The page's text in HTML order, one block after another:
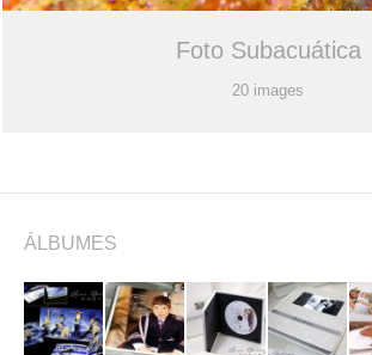
Foto Subacuática
20 images
ÁLBUMES